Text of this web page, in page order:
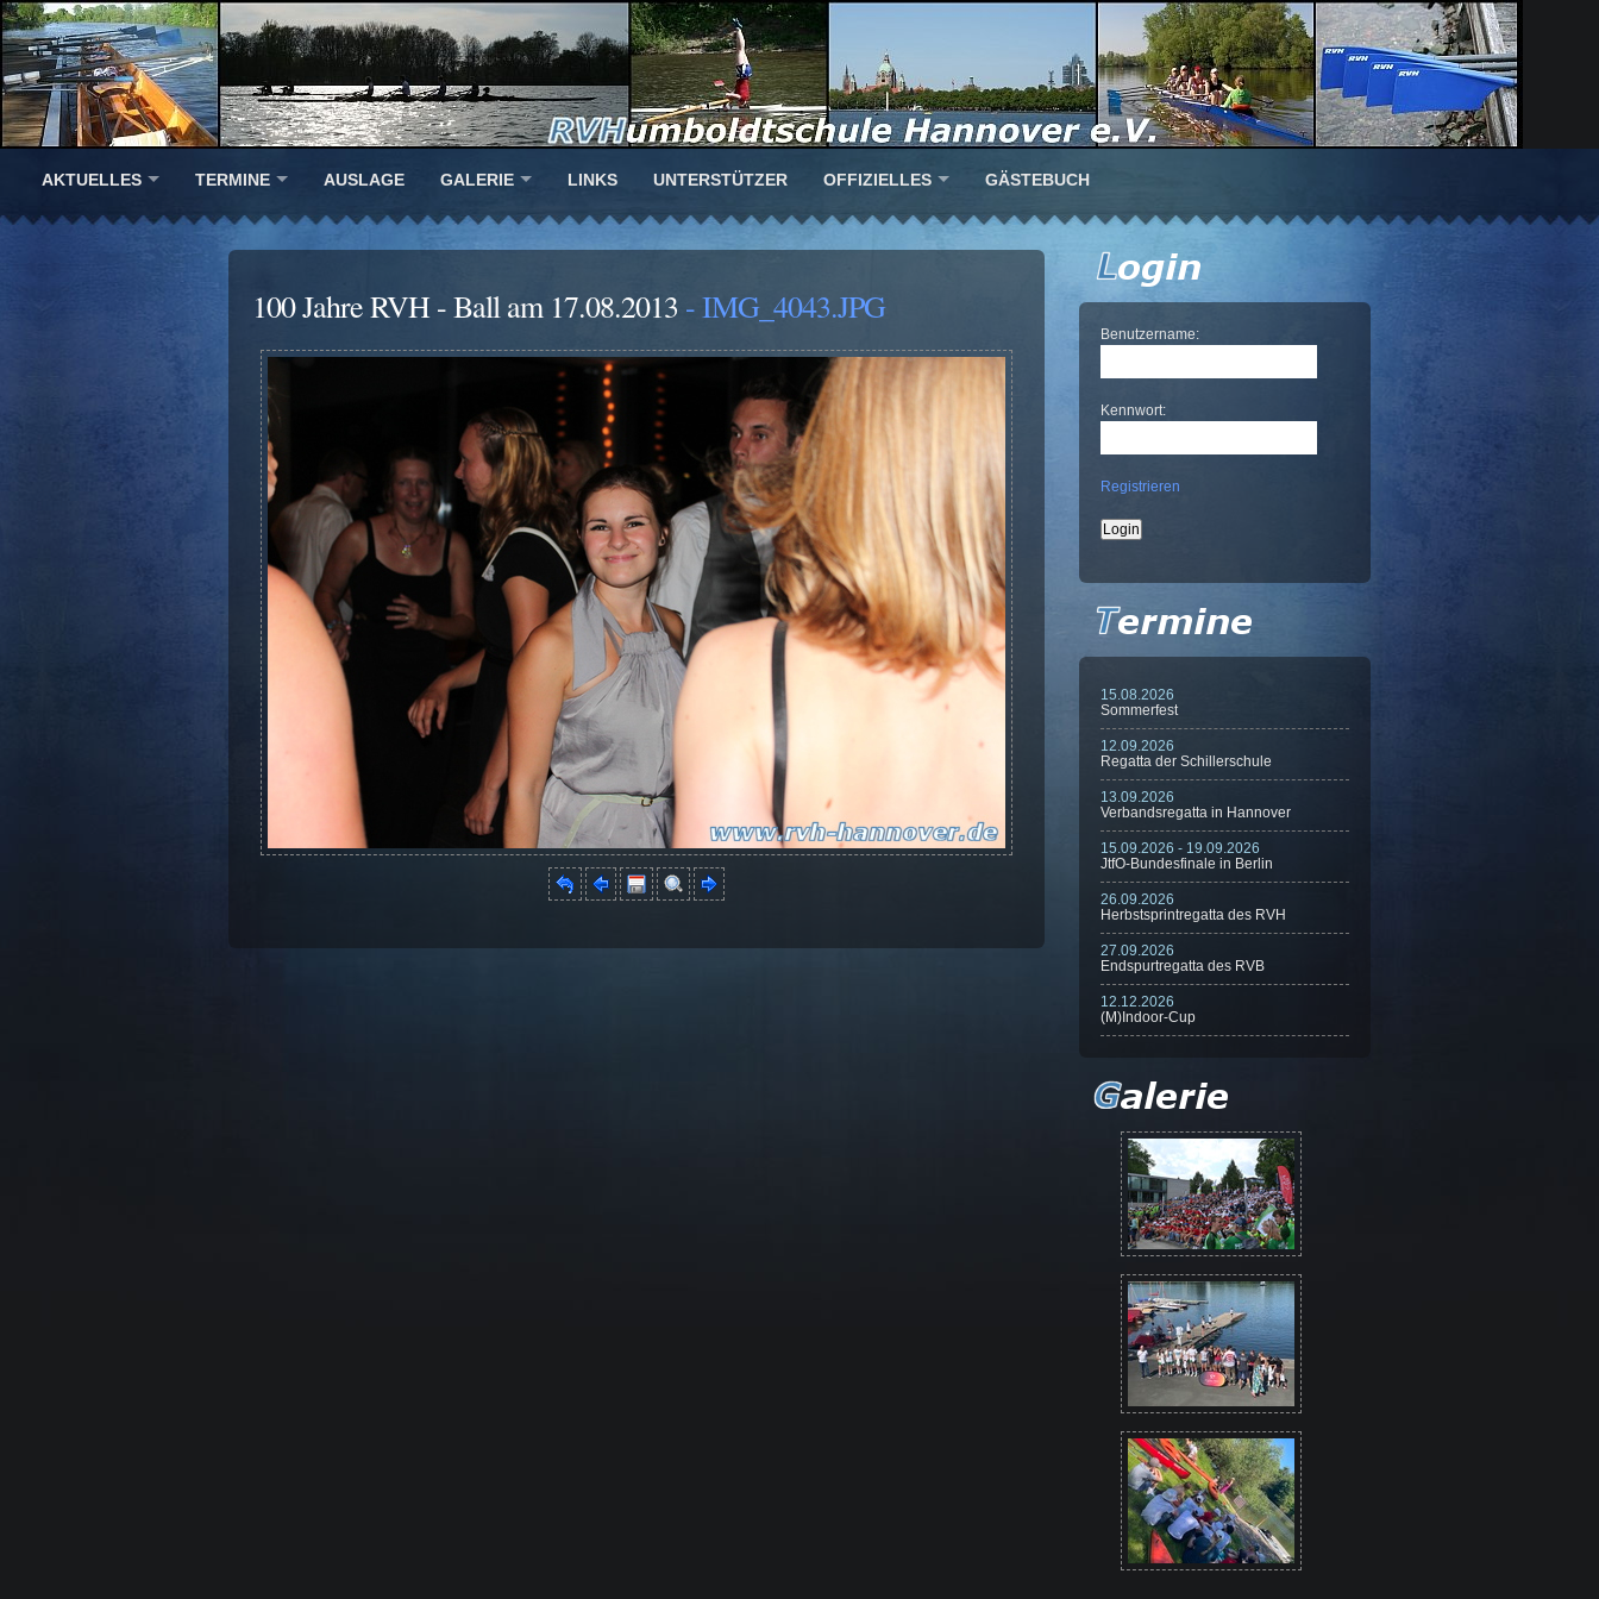
AKTUELLES TERMINE AUSLAGE GALERIE LINKS UNTERSTÜTZER OFFIZIELLES GÄSTEBUCH
100 Jahre RVH - Ball am 17.08.2013 - IMG_4043.JPG
Benutzername:
Kennwort:
Registrieren
15.08.2026
Sommerfest
12.09.2026
Regatta der Schillerschule
13.09.2026
Verbandsregatta in Hannover
15.09.2026 - 19.09.2026
JtfO-Bundesfinale in Berlin
26.09.2026
Herbstsprintregatta des RVH
27.09.2026
Endspurtregatta des RVB
12.12.2026
(M)Indoor-Cup